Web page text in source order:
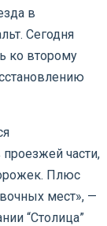
в
Сегодня
ко второму
части,
Плюс
мест», —
“Столица”